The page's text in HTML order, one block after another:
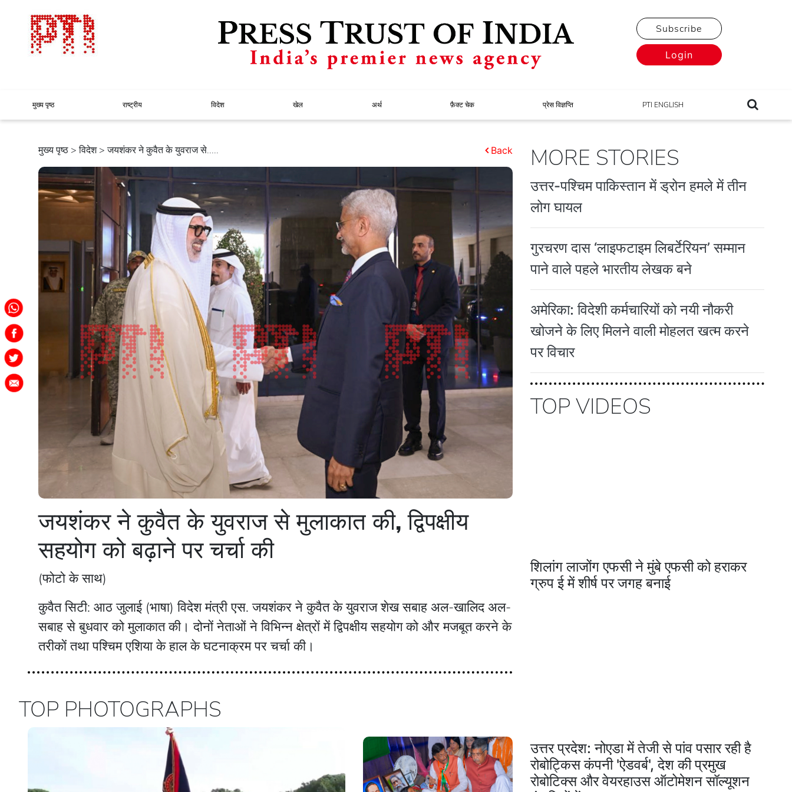
Subscribe
Login
मुख्य पृष्ठ राष्ट्रीय विदेश खेल अर्थ फ़ैक्ट चेक प्रेस विज्ञप्ति PTI ENGLISH
मुख्य पृष्ठ >विदेश> जयशंकर ने कुवैत के युवराज से..... Back
जयशंकर ने कुवैत के युवराज से मुलाकात की, द्विपक्षीय
सहयोग को बढ़ाने पर चर्चा की
(फोटो के साथ)
कुवैत सिटी: आठ जुलाई (भाषा) विदेश मंत्री एस. जयशंकर ने कुवैत के युवराज शेख सबाह अल-खालिद अल-
सबाह से बुधवार को मुलाकात की। दोनों नेताओं ने विभिन्न क्षेत्रों में द्विपक्षीय सहयोग को और मजबूत करने के
तरीकों तथा पश्चिम एशिया के हाल के घटनाक्रम पर चर्चा की।
TOP PHOTOGRAPHS
MORE STORIES
उत्तर-पश्चिम पाकिस्तान में ड्रोन हमले में तीन
लोग घायल
गुरचरण दास ‘लाइफटाइम लिबर्टेरियन’ सम्मान
पाने वाले पहले भारतीय लेखक बने
अमेरिका: विदेशी कर्मचारियों को नयी नौकरी
खोजने के लिए मिलने वाली मोहलत खत्म करने
पर विचार
TOP VIDEOS
शिलांग लाजोंग एफसी ने मुंबे एफसी को हराकर
ग्रुप ई में शीर्ष पर जगह बनाई
उत्तर प्रदेश: नोएडा में तेजी से पांव पसार रही है
रोबोट्किस कंपनी 'ऐडवर्ब', देश की प्रमुख
रोबोटिक्स और वेयरहाउस ऑटोमेशन सॉल्यूशन